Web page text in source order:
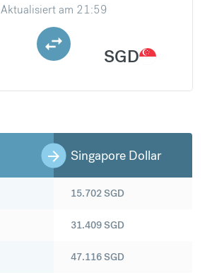
Aktualisiert am 21:59
SGD
Singapore Dollar
15.702SGD
31.409SGD
47.116SGD